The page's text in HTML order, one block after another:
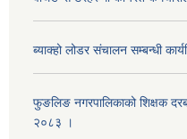
ब्याक्हो लोडर संचालन सम्बन्धी
फुङलिङ नगरपालिकाको शिक्षक
२०८३ ।